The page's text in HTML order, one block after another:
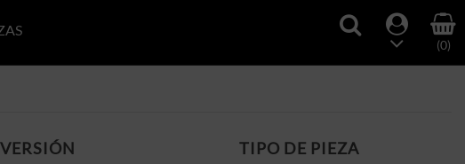
(0)
VERSIÓN TIPO DE PIEZA